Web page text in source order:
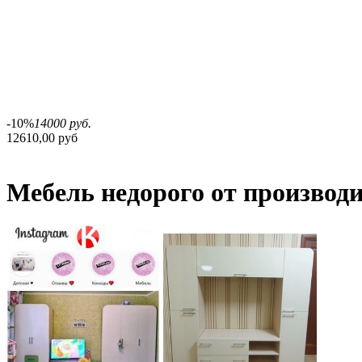
-10%14000 руб.
12610,00 руб
Мебель недорого от